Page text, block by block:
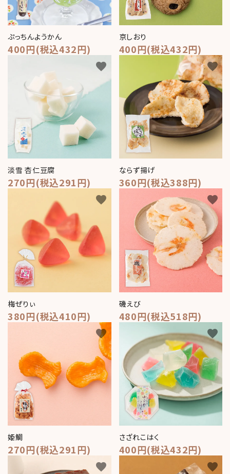
ぷっちんようかん
400円(税込432円)
京しおり
400円(税込432円)
淡雪 杏仁豆腐
270円(税込291円)
favorite
ならず揚げ
360円(税込388円)
favorite
梅ぜりぃ
380円(税込410円)
favorite
磯えび
480円(税込518円)
favorite
姫鯛
270円(税込291円)
favorite
さざれこはく
400円(税込432円)
favorite
favorite favorite